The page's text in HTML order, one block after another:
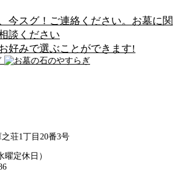
今スグ！ご連絡ください。お墓に関
談ください
好みで選ぶことができます!
荘1丁目20番3号
定休日）